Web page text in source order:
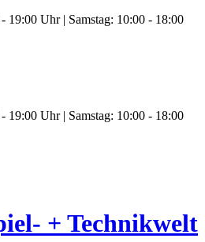
19:00 Uhr | Samstag: 10:00 - 18:00
19:00 Uhr | Samstag: 10:00 - 18:00